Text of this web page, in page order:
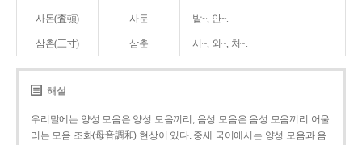
사돈(査頓) 사둔 밭~, 안~.
삼촌(三寸) 삼춘 시~, 외~, 처~.
해설
우리말에는 양성 모음은 양성 모음끼리, 음성 모음은 음성 모음끼리 어울
리는 모음 조화(母音調和) 현상이 있다. 중세 국어에서는 양성 모음과 음